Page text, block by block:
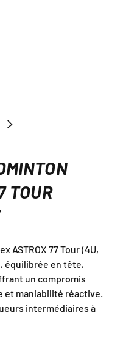
SUIVANT
TOUR
ASTROX 77 Tour (4U,
équilibrée en tête,
un compromis
et maniabilité réactive.
intermédiaires à